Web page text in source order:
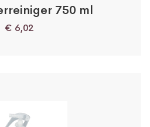
750 ml
€ 6,02